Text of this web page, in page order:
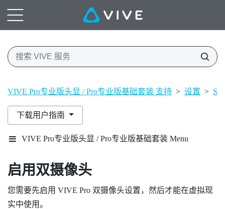
VIVE Pro专业版头显 / Pro专业版基础套装 支持 > 设置 >
下载用户指南
VIVE Pro专业版头显 / Pro专业版基础套装 Menu
启用双摄像头
您需要先启用 VIVE Pro 双摄像头设置，然后才能在虚拟现
实中使用。